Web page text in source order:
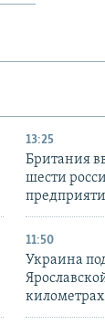
13:25
Британия
шести
11:50
Украина